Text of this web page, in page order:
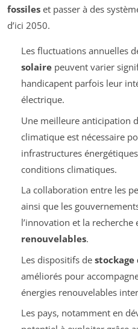
fossiles et passer à des
d’ici 2050.
Les fluctuations annuelles
solairepeuvent varier
handicapent parfois leur
électrique.
Une meilleure anticipation
climatique est nécessaire
infrastructures
conditions climatiques.
La collaboration entre les
ainsi que les
l’innovation et la recherche
renouvelables.
Les dispositifs de stockage
améliorés pour
énergies renouvelables
Les pays, notamment en